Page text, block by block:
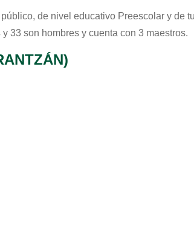
público, de nivel educativo Preescolar y de
33 son hombres y cuenta con 3 maestros.